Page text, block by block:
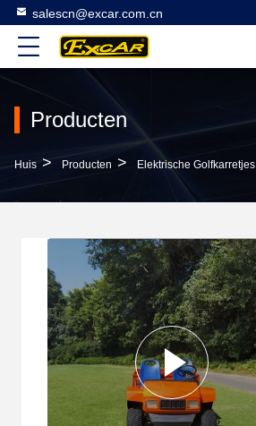
salescn@excar.com.cn
Producten
Huis > Producten > Elektrische Golfkarretjes